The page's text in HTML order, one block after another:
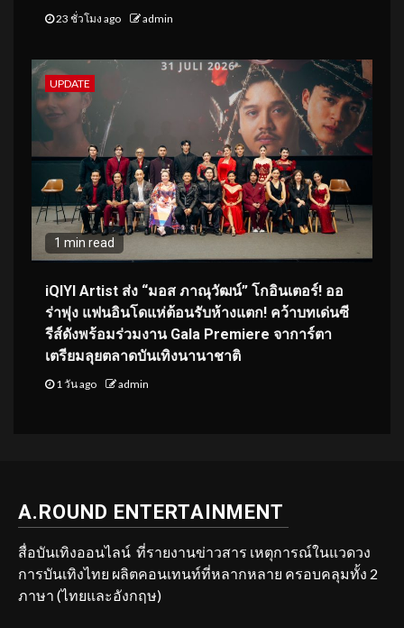
23 ชั่วโมง ago admin
UPDATE
1 min read
iQIYI Artist ส่ง “มอส ภาณุวัฒน์” โกอินเตอร์! ออ
ร่าพุ่ง แฟนอินโดแห่ต้อนรับห้างแตก! คว้าบทเด่นซี
รีส์ดังพร้อมร่วมงาน Gala Premiere จาการ์ตา
เตรียมลุยตลาดบันเทิงนานาชาติ
1 วัน ago admin
A.ROUND ENTERTAINMENT
สื่อบันเทิงออนไลน์ ที่รายงานข่าวสาร เหตุการณ์ในแวดวง
การบันเทิงไทย ผลิตคอนเทนท์ที่หลากหลาย ครอบคลุมทั้ง 2
ภาษา (ไทยและอังกฤษ)